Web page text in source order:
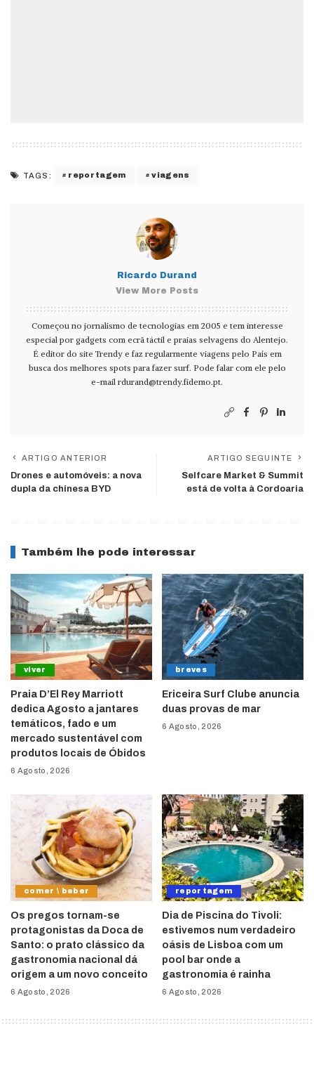
TAGS: reportagem viagens
Ricardo Durand
View More Posts
Começou no jornalismo de tecnologias em 2005 e tem interesse
especial por gadgets com ecrã táctil e praias selvagens do Alentejo.
É editor do site Trendy e faz regularmente viagens pelo País em
busca dos melhores spots para fazer surf. Pode falar com ele pelo
e-mail rdurand@trendy.fidemo.pt.
ARTIGO ANTERIOR
Drones e automóveis: a nova
dupla da chinesa BYD
ARTIGO SEGUINTE
Selfcare Market & Summit
está de volta à Cordoaria
Também lhe pode interessar
viver
Praia D’El Rey Marriott
dedica Agosto a jantares
temáticos, fado e um
mercado sustentável com
produtos locais de Óbidos
6 Agosto, 2026
breves
Ericeira Surf Clube anuncia
duas provas de mar
6 Agosto, 2026
comer \ beber
Os pregos tornam-se
protagonistas da Doca de
Santo: o prato clássico da
gastronomia nacional dá
origem a um novo conceito
6 Agosto, 2026
reportagem
Dia de Piscina do Tivoli:
estivemos num verdadeiro
oásis de Lisboa com um
pool bar onde a
gastronomia é rainha
6 Agosto, 2026